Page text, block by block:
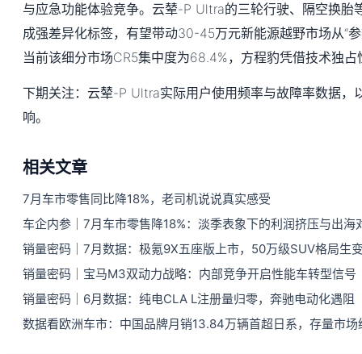
与应急功能体验竞争。云辇-P Ultra的三轮行驶、隔空换胎
成强差异化标签，有望带动30-45万元新能源越野市场从“参
当前该细分市场CR5集中度为68.4%，方程豹凭借技术独
下期关注：云辇-P Ultra实际用户使用频率与故障率数据，
响。
相关文章
7月车市零售同比降18%，老司机说说真实感受
车企内参｜7月车市零售降18%：淡季表象下的利润挤压与出海
销量密码｜7月数据：极氪9X五座版上市，50万级SUV格局生
销量密码｜宝马M3双动力战略：内部竞争开启性能车转型信号
销量密码｜6月数据：纯电CLA L注册量归零，奔驰电动化遇阻
数据看欧洲车市：中国品牌月销13.84万辆首超日系，存量市场